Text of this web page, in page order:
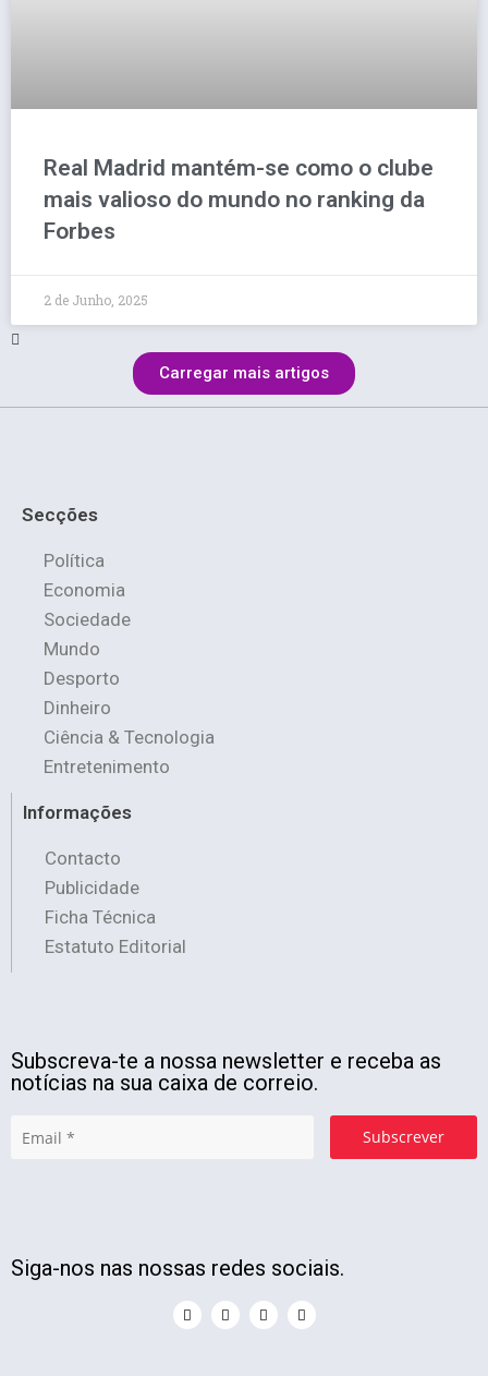
Real Madrid mantém-se como o clube
mais valioso do mundo no ranking da
Forbes
2 de Junho, 2025
Carregar mais artigos
Secções
Política
Economia
Sociedade
Mundo
Desporto
Dinheiro
Ciência & Tecnologia
Entretenimento
Informações
Contacto
Publicidade
Ficha Técnica
Estatuto Editorial
Subscreva-te a nossa newsletter e receba as
notícias na sua caixa de correio.
Subscrever
Siga-nos nas nossas redes sociais.